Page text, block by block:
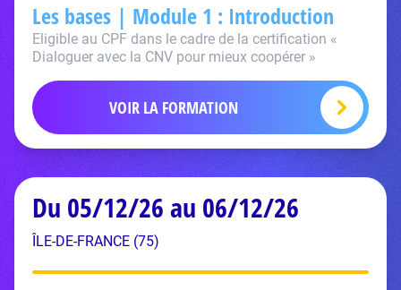
Les bases | Module 1 : Introduction
Eligible au CPF dans le cadre de la certification «
Dialoguer avec la CNV pour mieux coopérer »
VOIR LA FORMATION
Du 05/12/26 au 06/12/26
ÎLE-DE-FRANCE (75)